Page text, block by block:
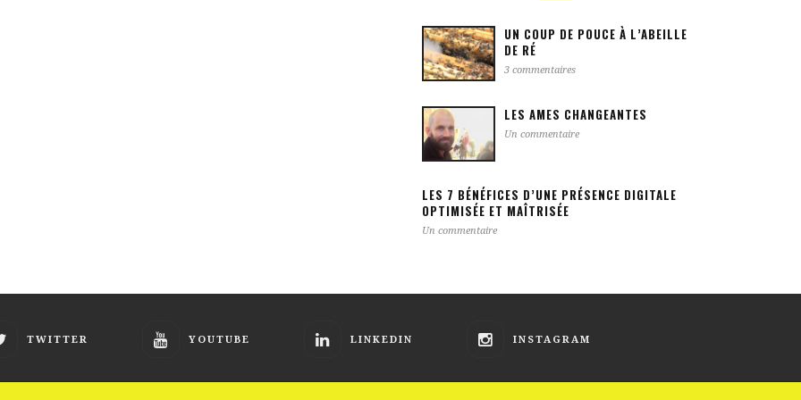
UN COUP DE POUCE À L’ABEILLE
DE RÉ
3 commentaires
LES AMES CHANGEANTES
Un commentaire
LES 7 BÉNÉFICES D’UNE PRÉSENCE DIGITALE
OPTIMISÉE ET MAÎTRISÉE
Un commentaire
TWITTER YOUTUBE LINKEDIN INSTAGRAM